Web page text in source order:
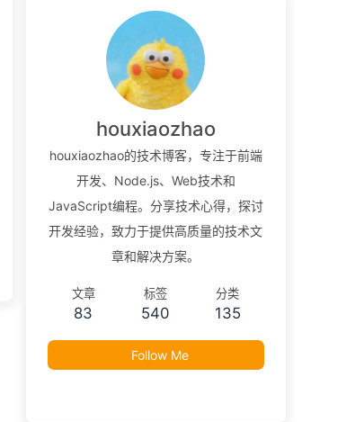
houxiaozhao
houxiaozhao的技术博客，专注于前端
开发、Node.js、Web技术和
JavaScript编程。分享技术心得，探讨
开发经验，致力于提供高质量的技术文
章和解决方案。
文章
83
标签
540
分类
135
Follow Me